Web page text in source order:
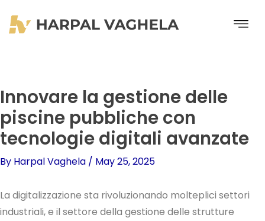
Innovare la gestione delle
piscine pubbliche con
tecnologie digitali avanzate
By Harpal Vaghela / May 25, 2025
La digitalizzazione sta rivoluzionando molteplici settori
industriali, e il settore della gestione delle strutture